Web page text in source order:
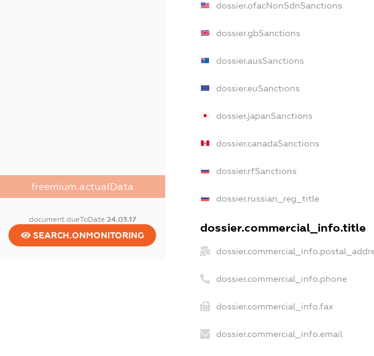
freemium.actualData
document.dueToDate 24.03.17
SEARCH.ONMONITORING
dossier.ofacNonSdnSanctions
dossier.gbSanctions
dossier.ausSanctions
dossier.euSanctions
dossier.japanSanctions
dossier.canadaSanctions
dossier.rfSanctions
dossier.russian_reg_title
dossier.commercial_info.title
dossier.commercial_info.phone
dossier.commercial_info.fax
dossier.commercial_info.email